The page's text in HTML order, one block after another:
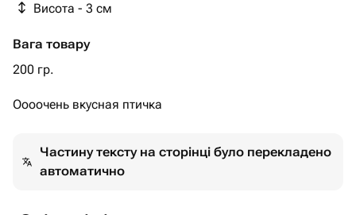
Висота - 3 см
Вага товару
200 гр.
Оооочень вкусная птичка
Частину тексту на сторінці було перекладено
автоматично